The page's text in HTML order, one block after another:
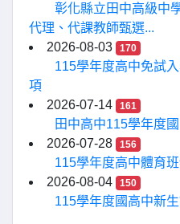
彰化縣立田中高級中
代理、代課教師甄選...
2026-08-03
170
115學年度高中免試
項
2026-07-14
161
田中高中115學年度
2026-07-28
156
115學年度高中體育
2026-08-04
150
115學年度國高中新